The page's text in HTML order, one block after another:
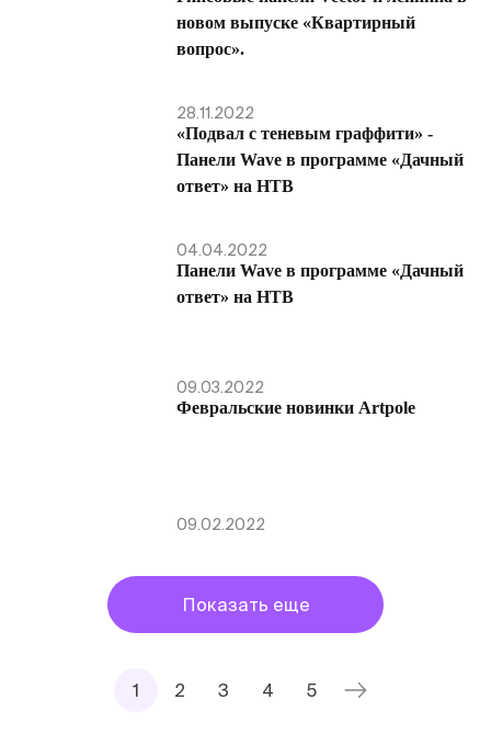
новом выпуске «Квартирный
вопрос».
28.11.2022
«Подвал с теневым граффити» -
Панели Wave в программе «Дачный
ответ» на НТВ
04.04.2022
Панели Wave в программе «Дачный
ответ» на НТВ
09.03.2022
Февральские новинки Artpole
09.02.2022
Показать еще
1 2 3 4 5